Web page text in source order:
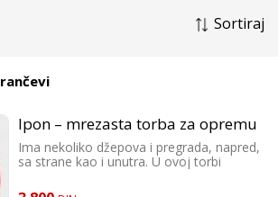
Sortiraj
Ipon – mrezasta torba za opremu
Ima nekoliko džepova i pregrada, napred,
sa strane kao i unutra. U ovoj torbi
održavanje. Postoji mogućnost izrade